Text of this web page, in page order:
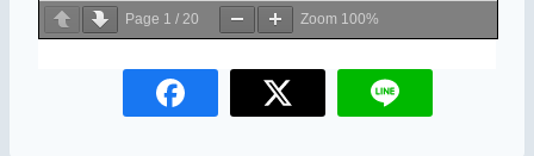
Page 1 / 20 Zoom 100%